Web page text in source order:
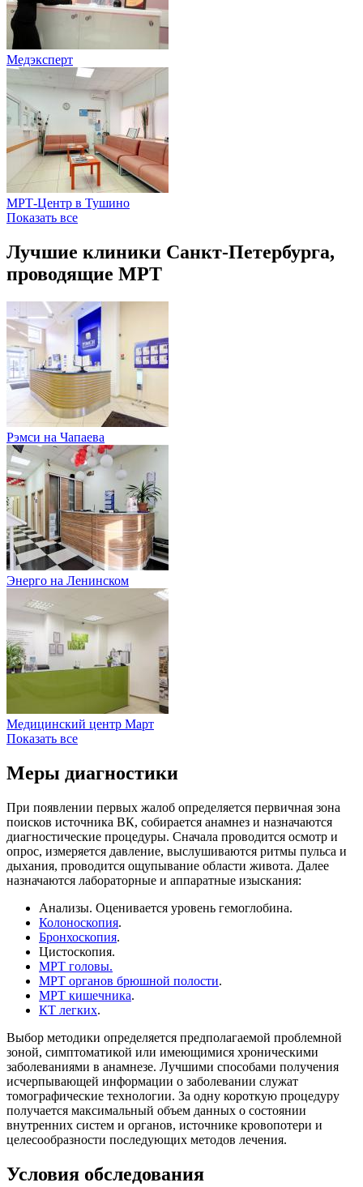
Медэксперт
МРТ-Центр в Тушино
Показать все
Лучшие клиники Санкт-Петербурга,
проводящие МРТ
Рэмси на Чапаева
Энерго на Ленинском
Медицинский центр Март
Показать все
Меры диагностики
При появлении первых жалоб определяется первичная зона
поисков источника ВК, собирается анамнез и назначаются
диагностические процедуры. Сначала проводится осмотр и
опрос, измеряется давление, выслушиваются ритмы пульса и
дыхания, проводится ощупывание области живота. Далее
назначаются лабораторные и аппаратные изыскания:
Анализы. Оценивается уровень гемоглобина.
Колоноскопия.
Бронхоскопия.
Цистоскопия.
МРТ головы.
МРТ органов брюшной полости.
МРТ кишечника.
КТ легких.
Выбор методики определяется предполагаемой проблемной
зоной, симптоматикой или имеющимися хроническими
заболеваниями в анамнезе. Лучшими способами получения
исчерпывающей информации о заболевании служат
томографические технологии. За одну короткую процедуру
получается максимальный объем данных о состоянии
внутренних систем и органов, источнике кровопотери и
целесообразности последующих методов лечения.
Условия обследования